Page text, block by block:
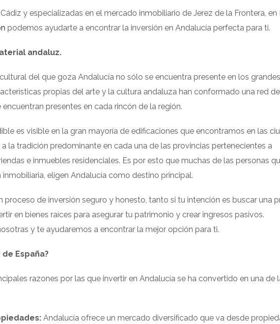
y especializadas en el mercado inmobiliario de Jerez de la Frontera, en
podemos ayudarte a encontrar la inversión en Andalucía perfecta para ti.
andaluz.
del que goza Andalucía no sólo se encuentra presente en los grandes
propias del arte y la cultura andaluza han conformado una red de
presentes en cada rincón de la región.
es visible en la gran mayoría de edificaciones que encontramos en las
la tradición predominante en cada una de las provincias pertenecientes a
e inmuebles residenciales. Es por esto que muchas de las personas
inmobiliaria, eligen Andalucía como destino principal.
proceso de inversión seguro y honesto, tanto si tu intención es buscar una
en bienes raíces para asegurar tu patrimonio y crear ingresos pasivos.
y te ayudaremos a encontrar la mejor opción para ti.
España?
razones por las que invertir en Andalucía se ha convertido en una de
Andalucía ofrece un mercado diversificado que va desde